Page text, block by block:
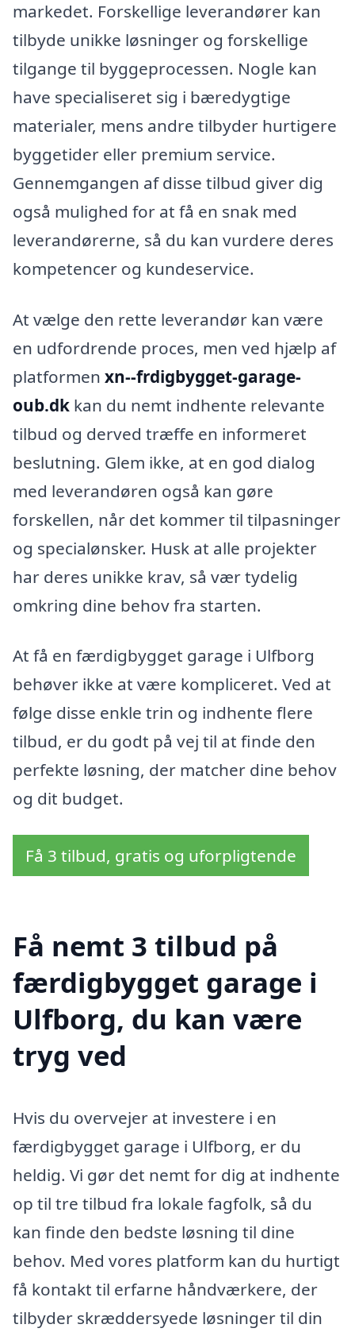
markedet. Forskellige leverandører kan
tilbyde unikke løsninger og forskellige
tilgange til byggeprocessen. Nogle kan
have specialiseret sig i bæredygtige
materialer, mens andre tilbyder hurtigere
byggetider eller premium service.
Gennemgangen af disse tilbud giver dig
også mulighed for at få en snak med
leverandørerne, så du kan vurdere deres
kompetencer og kundeservice.
At vælge den rette leverandør kan være
en udfordrende proces, men ved hjælp af
platformen xn--frdigbygget-garage-
oub.dk kan du nemt indhente relevante
tilbud og derved træffe en informeret
beslutning. Glem ikke, at en god dialog
med leverandøren også kan gøre
forskellen, når det kommer til tilpasninger
og specialønsker. Husk at alle projekter
har deres unikke krav, så vær tydelig
omkring dine behov fra starten.
At få en færdigbygget garage i Ulfborg
behøver ikke at være kompliceret. Ved at
følge disse enkle trin og indhente flere
tilbud, er du godt på vej til at finde den
perfekte løsning, der matcher dine behov
og dit budget.
Få 3 tilbud, gratis og uforpligtende
Få nemt 3 tilbud på
færdigbygget garage i
Ulfborg, du kan være
tryg ved
Hvis du overvejer at investere i en
færdigbygget garage i Ulfborg, er du
heldig. Vi gør det nemt for dig at indhente
op til tre tilbud fra lokale fagfolk, så du
kan finde den bedste løsning til dine
behov. Med vores platform kan du hurtigt
få kontakt til erfarne håndværkere, der
tilbyder skræddersyede løsninger til din